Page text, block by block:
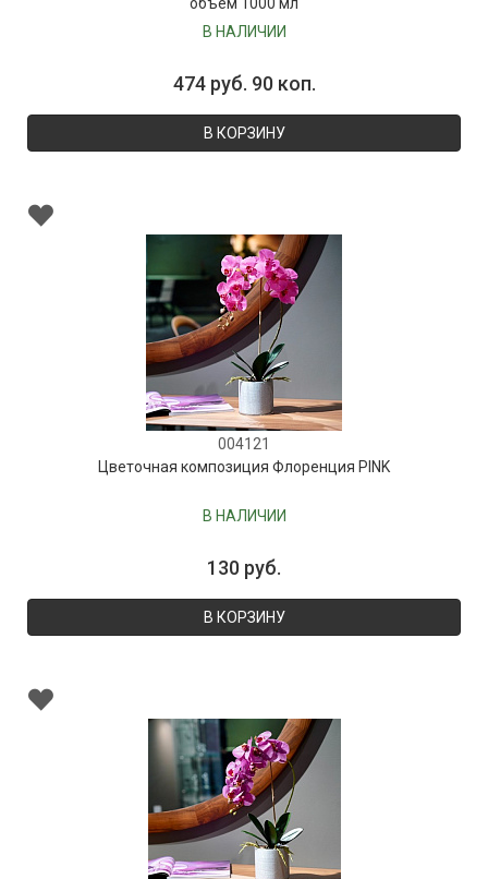
В НАЛИЧИИ
474 руб. 90 коп.
В КОРЗИНУ
004121
Цветочная композиция Флоренция PINK
В НАЛИЧИИ
130 руб.
В КОРЗИНУ